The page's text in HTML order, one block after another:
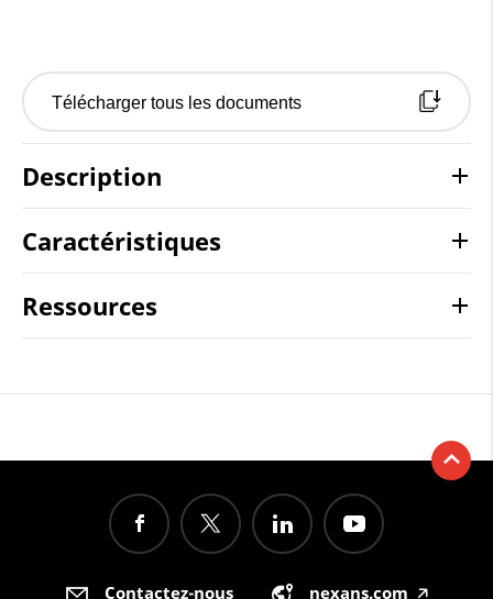
Télécharger tous les documents
Description
Caractéristiques
Ressources
Contactez-nous nexans.com 🡥